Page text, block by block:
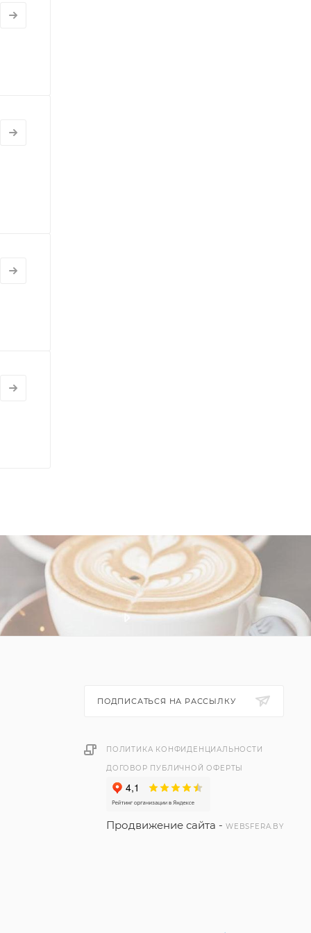
ПОДПИСАТЬСЯ НА РАССЫЛКУ
ПОЛИТИКА КОНФИДЕНЦИАЛЬНОСТИ
ДОГОВОР ПУБЛИЧНОЙ ОФЕРТЫ
Продвижение сайта - WEBSFERA.BY